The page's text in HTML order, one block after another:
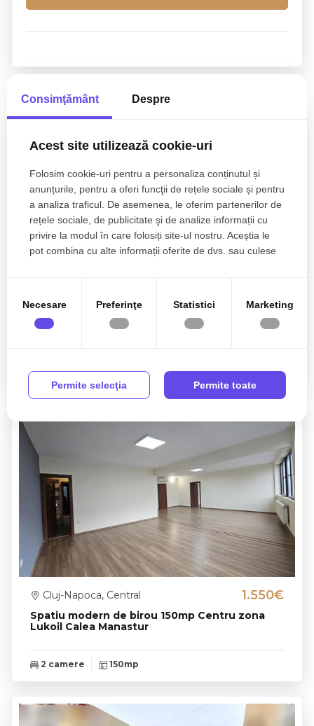
Proprietati similare
Apartament_Spatiu birou 4 camere 164mp,
Cluj-Napoca 1.459€
4 camere 2 bai 164mp
Spatiu modern de birou 150mp Centru zona
Lukoil Calea Manastur
Cluj-Napoca, Central 1.550€
2 camere 150mp
Consimţământ Despre
Acest site utilizează cookie-uri
Folosim cookie-uri pentru a personaliza conținutul și
anunțurile, pentru a oferi funcţii de rețele sociale și pentru
a analiza traficul. De asemenea, le oferim partenerilor de
rețele sociale, de publicitate şi de analize informații cu
privire la modul în care folosiți site-ul nostru. Aceștia le
pot combina cu alte informații oferite de dvs. sau culese
Necesare Preferinţe Statistici Marketing
Permite selecţia Permite toate